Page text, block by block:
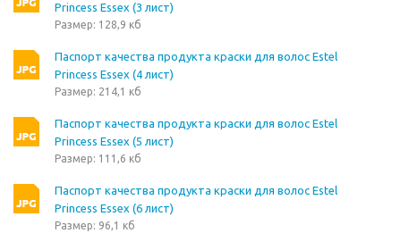
Princess Essex (3 лист)
Размер: 128,9 кб
Паспорт качества продукта краски для волос Estel
Princess Essex (4 лист)
Размер: 214,1 кб
Паспорт качества продукта краски для волос Estel
Princess Essex (5 лист)
Размер: 111,6 кб
Паспорт качества продукта краски для волос Estel
Princess Essex (6 лист)
Размер: 96,1 кб